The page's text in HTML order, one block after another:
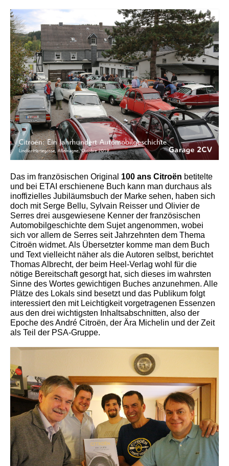
Das im französischen Original 100 ans Citroën betitelte
und bei ETAI erschienene Buch kann man durchaus als
inoffizielles Jubiläumsbuch der Marke sehen, haben sich
doch mit Serge Bellu, Sylvain Reisser und Olivier de
Serres drei ausgewiesene Kenner der französischen
Automobilgeschichte dem Sujet angenommen, wobei
sich vor allem de Serres seit Jahrzehnten dem Thema
Citroën widmet. Als Übersetzter komme man dem Buch
und Text vielleicht näher als die Autoren selbst, berichtet
Thomas Albrecht, der beim Heel-Verlag wohl für die
nötige Bereitschaft gesorgt hat, sich dieses im wahrsten
Sinne des Wortes gewichtigen Buches anzunehmen. Alle
Plätze des Lokals sind besetzt und das Publikum folgt
interessiert den mit Leichtigkeit vorgetragenen Essenzen
aus den drei wichtigsten Inhaltsabschnitten, also der
Epoche des André Citroën, der Ära Michelin und der Zeit
als Teil der PSA-Gruppe.